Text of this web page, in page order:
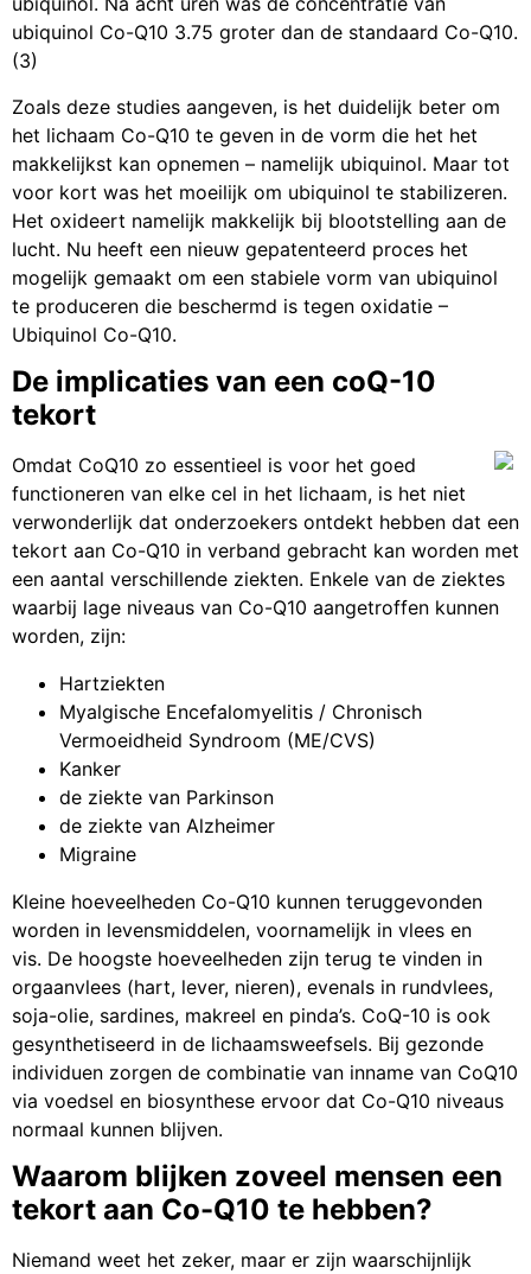
ubiquinol Co-Q10 3.75 groter dan de standaard Co-Q10.
(3)
Zoals deze studies aangeven, is het duidelijk beter om
het lichaam Co-Q10 te geven in de vorm die het het
makkelijkst kan opnemen – namelijk ubiquinol. Maar tot
voor kort was het moeilijk om ubiquinol te stabilizeren.
Het oxideert namelijk makkelijk bij blootstelling aan de
lucht. Nu heeft een nieuw gepatenteerd proces het
mogelijk gemaakt om een stabiele vorm van ubiquinol
te produceren die beschermd is tegen oxidatie –
Ubiquinol Co-Q10.
De implicaties van een coQ-10
tekort
Omdat CoQ10 zo essentieel is voor het goed
functioneren van elke cel in het lichaam, is het niet
verwonderlijk dat onderzoekers ontdekt hebben dat een
tekort aan Co-Q10 in verband gebracht kan worden met
een aantal verschillende ziekten. Enkele van de ziektes
waarbij lage niveaus van Co-Q10 aangetroffen kunnen
worden, zijn:
Hartziekten
Myalgische Encefalomyelitis / Chronisch
Vermoeidheid Syndroom (ME/CVS)
Kanker
de ziekte van Parkinson
de ziekte van Alzheimer
Migraine
Kleine hoeveelheden Co-Q10 kunnen teruggevonden
worden in levensmiddelen, voornamelijk in vlees en
vis. De hoogste hoeveelheden zijn terug te vinden in
orgaanvlees (hart, lever, nieren), evenals in rundvlees,
soja-olie, sardines, makreel en pinda’s. CoQ-10 is ook
gesynthetiseerd in de lichaamsweefsels. Bij gezonde
individuen zorgen de combinatie van inname van CoQ10
via voedsel en biosynthese ervoor dat Co-Q10 niveaus
normaal kunnen blijven.
Waarom blijken zoveel mensen een
tekort aan Co-Q10 te hebben?
Niemand weet het zeker, maar er zijn waarschijnlijk